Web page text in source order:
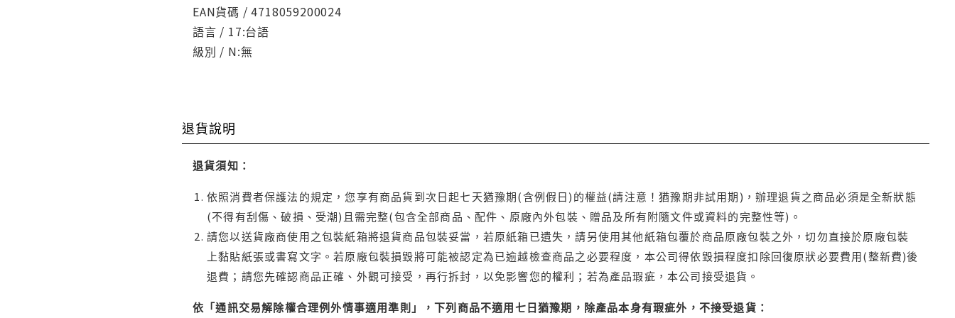
EAN貨碼 / 4718059200024
語言 / 17:台語
級別 / N:無
退貨說明
退貨須知：
依照消費者保護法的規定，您享有商品貨到次日起七天猶豫期(含例假日)的權益(請注意！猶豫期非試用期)，辦理退貨之商品必須是全新狀態
(不得有刮傷、破損、受潮)且需完整(包含全部商品、配件、原廠內外包裝、贈品及所有附隨文件或資料的完整性等)。
請您以送貨廠商使用之包裝紙箱將退貨商品包裝妥當，若原紙箱已遺失，請另使用其他紙箱包覆於商品原廠包裝之外，切勿直接於原廠包裝
上黏貼紙張或書寫文字。若原廠包裝損毀將可能被認定為已逾越檢查商品之必要程度，本公司得依毀損程度扣除回復原狀必要費用(整新費)後
退費；請您先確認商品正確、外觀可接受，再行拆封，以免影響您的權利；若為產品瑕疵，本公司接受退貨。
依「通訊交易解除權合理例外情事適用準則」，下列商品不適用七日猶豫期，除產品本身有瑕疵外，不接受退貨：